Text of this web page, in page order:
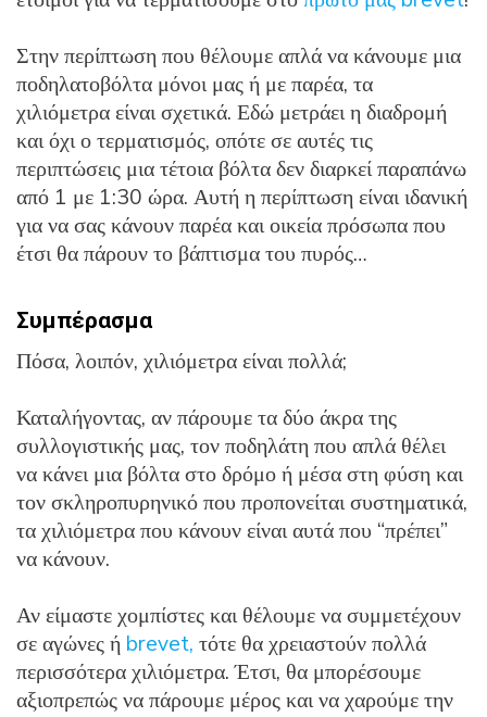
Στην περίπτωση που θέλουμε απλά να κάνουμε μια
ποδηλατοβόλτα μόνοι μας ή με παρέα, τα
χιλιόμετρα είναι σχετικά. Εδώ μετράει η διαδρομή
και όχι ο τερματισμός, οπότε σε αυτές τις
περιπτώσεις μια τέτοια βόλτα δεν διαρκεί παραπάνω
από 1 με 1:30 ώρα. Αυτή η περίπτωση είναι ιδανική
για να σας κάνουν παρέα και οικεία πρόσωπα που
έτσι θα πάρουν το βάπτισμα του πυρός…
Συμπέρασμα
Πόσα, λοιπόν, χιλιόμετρα είναι πολλά;
Καταλήγοντας, αν πάρουμε τα δύο άκρα της
συλλογιστικής μας, τον ποδηλάτη που απλά θέλει
να κάνει μια βόλτα στο δρόμο ή μέσα στη φύση και
τον σκληροπυρηνικό που προπονείται συστηματικά,
τα χιλιόμετρα που κάνουν είναι αυτά που “πρέπει”
να κάνουν.
Αν είμαστε χομπίστες και θέλουμε να συμμετέχουν
σε αγώνες ή brevet, τότε θα χρειαστούν πολλά
περισσότερα χιλιόμετρα. Έτσι, θα μπορέσουμε
αξιοπρεπώς να πάρουμε μέρος και να χαρούμε την